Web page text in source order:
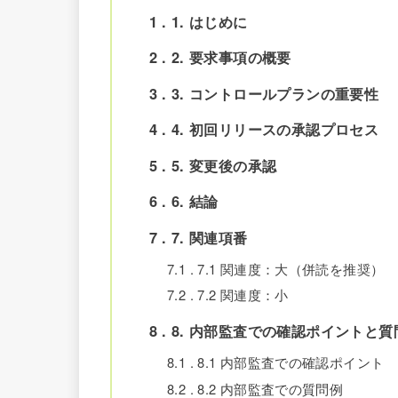
1
1. はじめに
2
2. 要求事項の概要
3
3. コントロールプランの重要性
4
4. 初回リリースの承認プロセス
5
5. 変更後の承認
6
6. 結論
7
7. 関連項番
7.1
7.1 関連度：大（併読を推奨）
7.2
7.2 関連度：小
8 8. 内部監査での確認ポイントと質
8.1
8.1 内部監査での確認ポイント
8.2
8.2 内部監査での質問例